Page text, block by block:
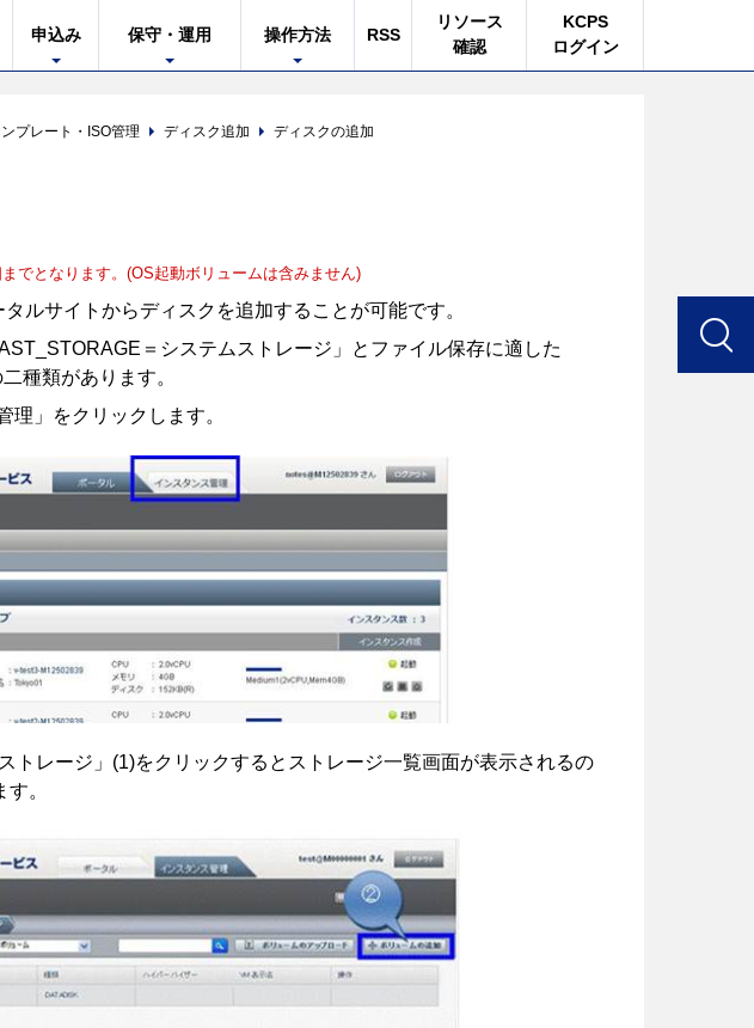
申込み 保守・運用 操作方法 RSS
リソース
確認
KCPS
ログイン
プレート・ISO管理 ディスク追加 ディスクの追加
でとなります。(OS起動ボリュームは含みません)
ルサイトからディスクを追加することが可能です。
＝システムストレージ」とファイル保存に適した
種類があります。
」をクリックします。
トレージ」(1)をクリックするとストレージ一覧画面が表示されるの
。